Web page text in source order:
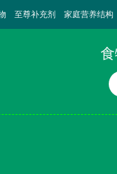
至尊补充剂 家庭营养结构
食物/AI食疗诉